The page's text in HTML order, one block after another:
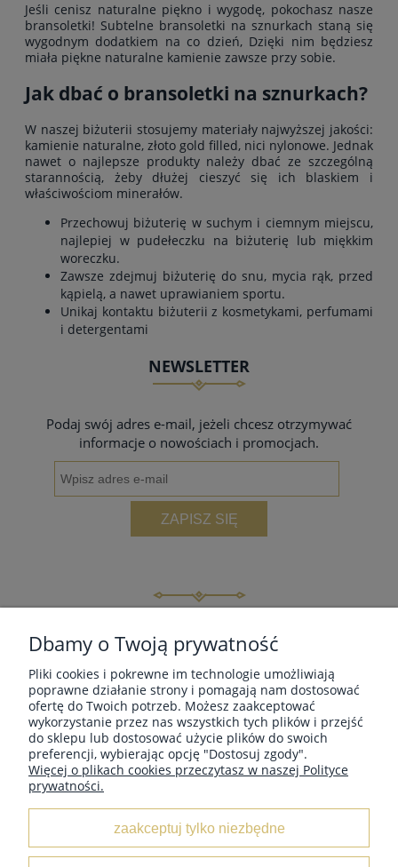
Jeśli cenisz naturalne piękno i wygodę, pokochasz nasze
bransoletki! Subtelne bransoletki na sznurkach staną się
wygodnym dodatkiem na co dzień, Dzięki nim będziesz
miała piękne naturalne kamienie zawsze przy sobie.
Jak dbać o bransoletki na sznurkach?
W naszej biżuterii stosujemy materiały najwyższej jakości:
kamienie naturalne, złoto gold filled, nici nylonowe. Jednak
nawet o najlepsze produkty należy dbać ze szczególną
starannością, żeby dłużej cieszyć się ich blaskiem i
właściwościom minerałów.
Przechowuj biżuterię w suchym i ciemnym miejscu,
najlepiej w pudełeczku na biżuterię lub miękkim
woreczku.
Zawsze zdejmuj biżuterię do snu, mycia rąk, przed
kąpielą, a nawet uprawianiem sportu.
Unikaj kontaktu biżuterii z kosmetykami, perfumami
i detergentami
NEWSLETTER
Podaj swój adres e-mail, jeżeli chcesz otrzymywać
informacje o nowościach i promocjach.
ZAPISZ SIĘ
MOJE KONTO
PŁATNOŚCI I DOSTAWA
O NAS
Dbamy o Twoją prywatność
Pliki cookies i pokrewne im technologie umożliwiają
poprawne działanie strony i pomagają nam dostosować
ofertę do Twoich potrzeb. Możesz zaakceptować
wykorzystanie przez nas wszystkich tych plików i przejść
do sklepu lub dostosować użycie plików do swoich
preferencji, wybierając opcję "Dostosuj zgody".
Więcej o plikach cookies przeczytasz w naszej Polityce
prywatności.
zaakceptuj tylko niezbędne